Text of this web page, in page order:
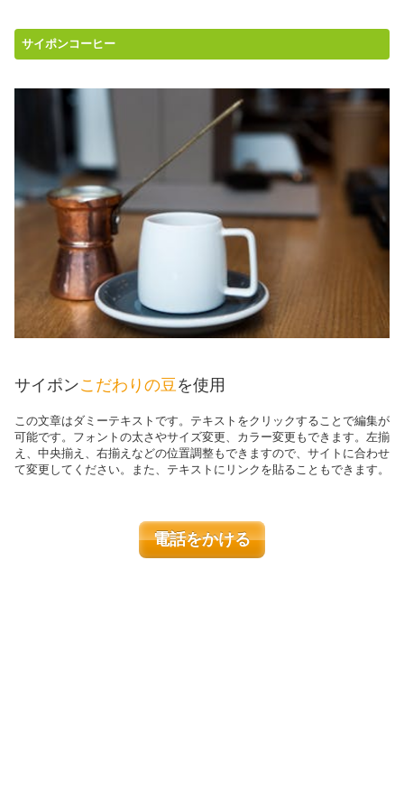
サイポンコーヒー
サイポンこだわりの豆を使用
この文章はダミーテキストです。テキストをクリックすることで編集が
可能です。フォントの太さやサイズ変更、カラー変更もできます。左揃
え、中央揃え、右揃えなどの位置調整もできますので、サイトに合わせ
て変更してください。また、テキストにリンクを貼ることもできます。
電話をかける